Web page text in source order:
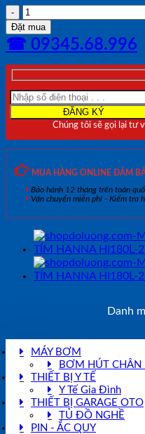
MÁY
KHUẤY
TỪ
MINI
VỎ
NHỰA
VÀNG
HANNA
HI180A-
lượng
Đặt mua
☎ 09345.68.996
Chúng tôi sẽ gọi lại tư
MUA HÀNG ONLINE ĐẢM
Bảo hành 12 tháng trên toàn
Vận chuyển miễn phí - Kiểm tra
Danh
MÁY BƠM
BƠM HÚT CHÂN
THIẾT BỊ Y TẾ
Y Tế Gia Đình
THIẾT BỊ GARAGE OTO
TỦ ĐỒ NGHỀ
PIN - ẮC QUY